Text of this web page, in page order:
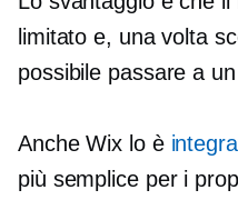
limitato e, una volta
possibile passare a
Anche Wix lo è
più semplice per i